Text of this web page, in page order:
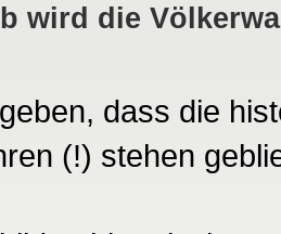
wird die
dass die
(!) stehen